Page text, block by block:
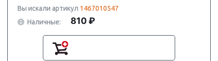
Вы искали артикул 1467010547
Наличные:
810 ₽